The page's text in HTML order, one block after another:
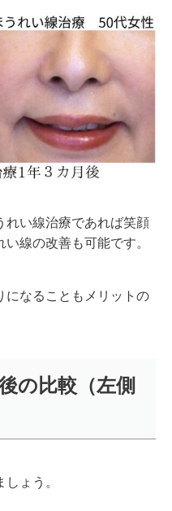
れい線治療であれば笑顔
線の改善も可能です。
になることもメリットの
の比較（左側
ょう。